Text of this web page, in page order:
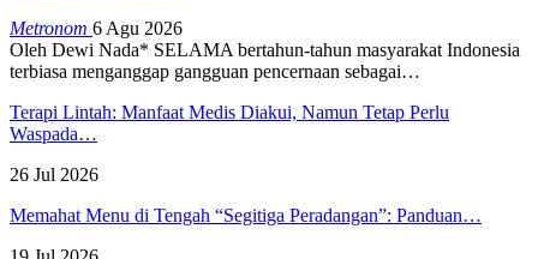
Metronom 6 Agu 2026
Oleh Dewi Nada* SELAMA bertahun-tahun masyarakat Indonesia
terbiasa menganggap gangguan pencernaan sebagai…
Terapi Lintah: Manfaat Medis Diakui, Namun Tetap Perlu
Waspada…
26 Jul 2026
Memahat Menu di Tengah “Segitiga Peradangan”: Panduan…